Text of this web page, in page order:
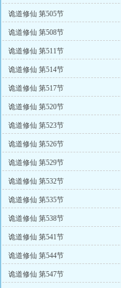
诡道修仙 第505节
诡道修仙 第508节
诡道修仙 第511节
诡道修仙 第514节
诡道修仙 第517节
诡道修仙 第520节
诡道修仙 第523节
诡道修仙 第526节
诡道修仙 第529节
诡道修仙 第532节
诡道修仙 第535节
诡道修仙 第538节
诡道修仙 第541节
诡道修仙 第544节
诡道修仙 第547节